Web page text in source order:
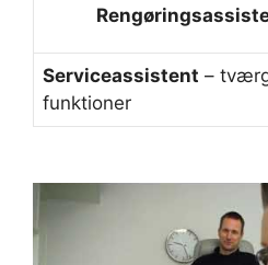
Serviceassistent –
funktioner